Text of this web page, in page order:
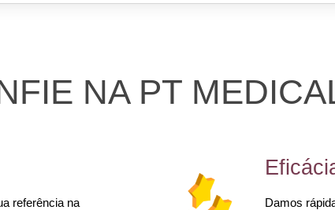
NA PT
referência na
Damos